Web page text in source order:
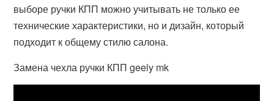
выборе ручки КПП можно учитывать не только ее
технические характеристики, но и дизайн, который
подходит к общему стилю салона.
Замена чехла ручки КПП geely mk